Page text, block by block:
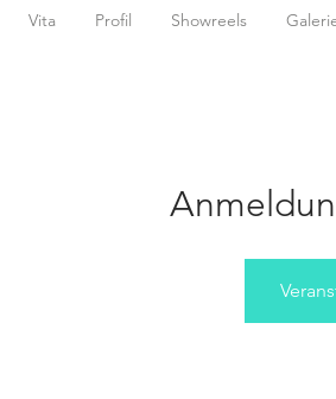
Vita Profil Showreels